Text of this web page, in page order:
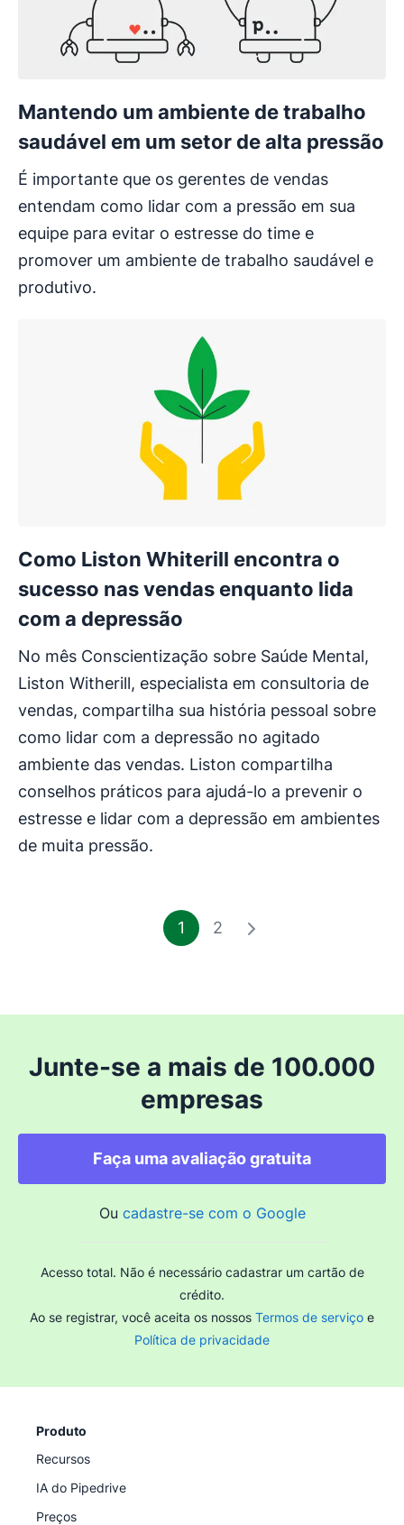
Mantendo um ambiente de trabalho
saudável em um setor de alta pressão
É importante que os gerentes de vendas
entendam como lidar com a pressão em sua
equipe para evitar o estresse do time e
promover um ambiente de trabalho saudável e
produtivo.
Como Liston Whiterill encontra o
sucesso nas vendas enquanto lida
com a depressão
No mês Conscientização sobre Saúde Mental,
Liston Witherill, especialista em consultoria de
vendas, compartilha sua história pessoal sobre
como lidar com a depressão no agitado
ambiente das vendas. Liston compartilha
conselhos práticos para ajudá-lo a prevenir o
estresse e lidar com a depressão em ambientes
de muita pressão.
1 2
Junte-se a mais de 100.000
empresas
Faça uma avaliação gratuita
Ou cadastre-se com o Google
Acesso total. Não é necessário cadastrar um cartão de
crédito.
Ao se registrar, você aceita os nossos Termos de serviço e
Política de privacidade
Produto
Recursos
IA do Pipedrive
Preços